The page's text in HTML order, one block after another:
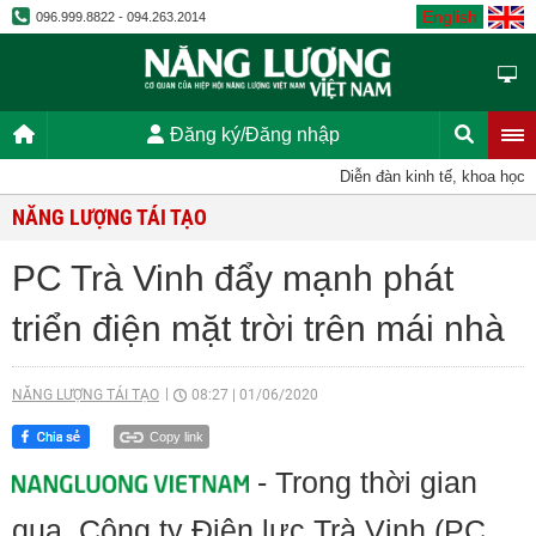
096.999.8822 - 094.263.2014 English
Đăng ký/Đăng nhập
Diễn đàn kinh tế, khoa học,
NĂNG LƯỢNG TÁI TẠO
PC Trà Vinh đẩy mạnh phát
triển điện mặt trời trên mái nhà
NĂNG LƯỢNG TÁI TẠO 08:27 01/06/2020
Copy link
- Trong thời gian